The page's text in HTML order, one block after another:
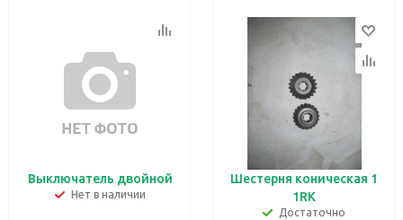
Выключатель двойной
Нет в наличии
Шестерня коническая 1
1RK
Достаточно